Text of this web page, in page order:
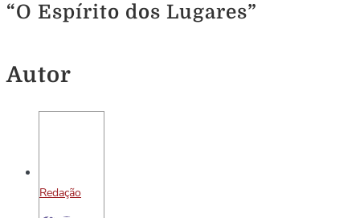
“O Espírito dos Lugares”
Autor
Redação